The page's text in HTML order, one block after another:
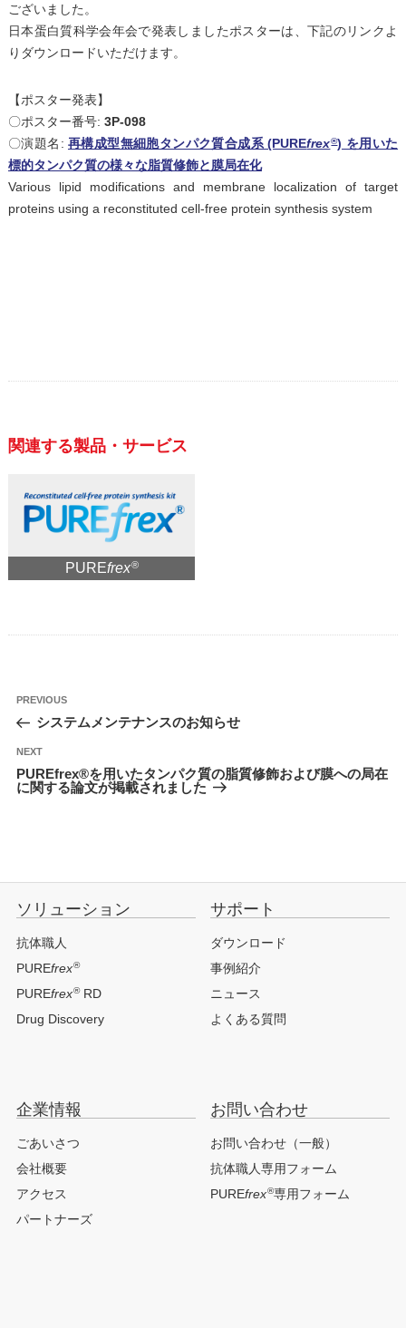
ございました。
日本蛋白質科学会年会で発表しましたポスターは、下記のリンクよ
りダウンロードいただけます。
【ポスター発表】
〇ポスター番号: 3P-098
〇演題名: 再構成型無細胞タンパク質合成系 (PUREfrex®) を用いた
標的タンパク質の様々な脂質修飾と膜局在化
Various lipid modifications and membrane localization of target
proteins using a reconstituted cell-free protein synthesis system
関連する製品・サービス
PUREfrex®
投
ナ
ー
ョ
ン
Previous
PREVIOUS
システムメンテナンスのお知らせ
Next
NEXT
PUREfrex®を用いたタンパク質の脂質修飾および膜への局在
に関する論文が掲載されました
ソリューション
抗体職人
PUREfrex®
PUREfrex®RD
Drug Discovery
サポート
ダウンロード
事例紹介
ニュース
よくある質問
企業情報
ごあいさつ
会社概要
アクセス
パートナーズ
お問い合わせ
お問い合わせ（一般）
抗体職人専用フォーム
PUREfrex®専用フォーム